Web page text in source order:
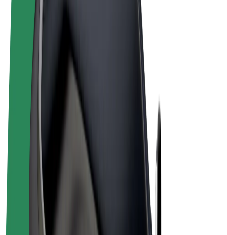
Noteikumi un nosacījumi
Privātuma politika
Sīkdatnes
© 2026 Bolt Technology OÜ
Pakalpojumi
Braucieni
Bolt Market
Bolt for Business
Gūsti ieņēmumus ar Bolt